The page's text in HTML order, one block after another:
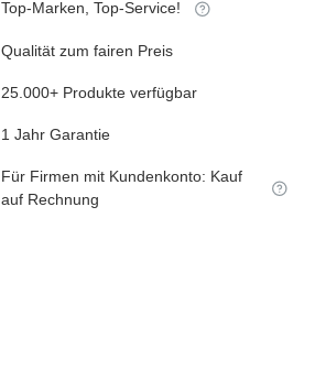
Top-Marken, Top-Service!
Qualität zum fairen Preis
25.000+ Produkte verfügbar
1 Jahr Garantie
Für Firmen mit Kundenkonto: Kauf
auf Rechnung